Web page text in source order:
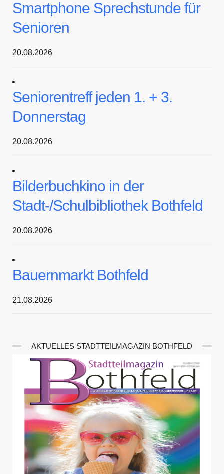
Smartphone Sprechstunde für
Senioren
20.08.2026
Seniorentreff jeden 1. + 3.
Donnerstag
20.08.2026
Bilderbuchkino in der
Stadt-/Schulbibliothek Bothfeld
20.08.2026
Bauernmarkt Bothfeld
21.08.2026
AKTUELLES STADTTEILMAGAZIN BOTHFELD